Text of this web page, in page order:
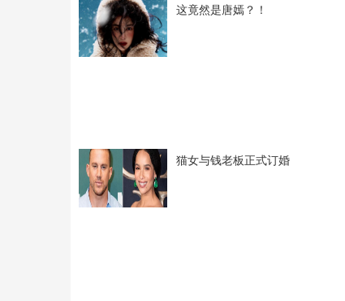
这竟然是唐嫣？！
猫女与钱老板正式订婚